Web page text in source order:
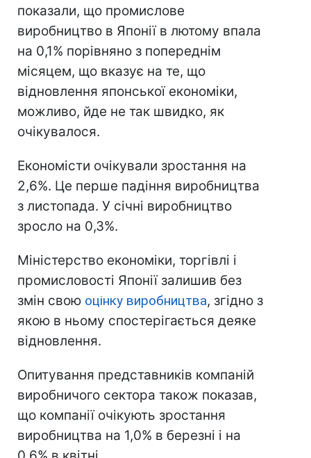
показали, що промислове
виробництво в Японії в лютому впала
на 0,1% порівняно з попереднім
місяцем, що вказує на те, що
відновлення японської економіки,
можливо, йде не так швидко, як
очікувалося.
Економісти очікували зростання на
2,6%. Це перше падіння виробництва
з листопада. У січні виробництво
зросло на 0,3%.
Міністерство економіки, торгівлі і
промисловості Японії залишив без
змін свою оцінку виробництва, згідно з
якою в ньому спостерігається деяке
відновлення.
Опитування представників компаній
виробничого сектора також показав,
що компанії очікують зростання
виробництва на 1,0% в березні і на